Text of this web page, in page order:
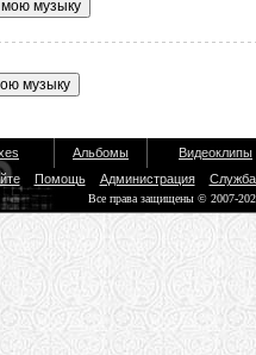
Альбомы Видеоклипы
Помощь Администрация
Все права защищены © 2007-